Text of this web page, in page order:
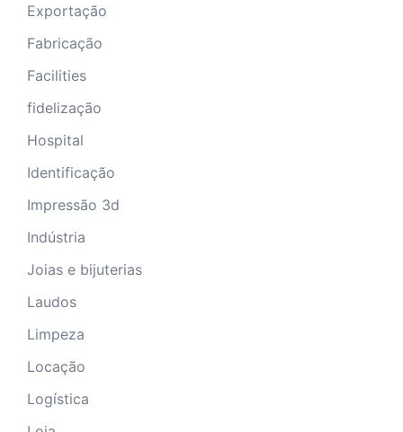
Exportação
Fabricação
Facilities
fidelização
Hospital
Identificação
Impressão 3d
Indústria
Joias e bijuterias
Laudos
Limpeza
Locação
Logística